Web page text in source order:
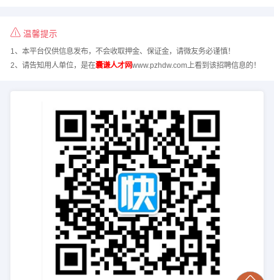
温馨提示
1、本平台仅供信息发布，不会收取押金、保证金，请微友务必谨慎！
2、请告知用人单位，是在囊谦人才网www.pzhdw.com上看到该招聘信息的！